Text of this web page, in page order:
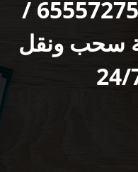
ونش بنيدر رقم / 65557275 /
سحب ونقل